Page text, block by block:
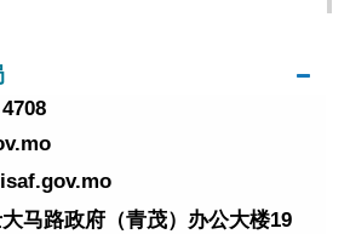
4708
马路政府（青茂）办公大楼19